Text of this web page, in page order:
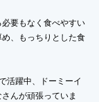
要もなく食べやすい
、もっちりとした食
活躍中、ドーミーイ
んが頑張っていま